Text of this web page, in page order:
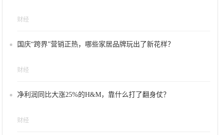
财经
国庆“跨界”营销正热，哪些家居品牌玩出了新花样？
财经
净利润同比大涨25%的H&M，靠什么打了翻身仗？
财经